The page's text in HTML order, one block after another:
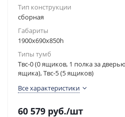
Тип конструкции
сборная
Габариты
1900х690х850h
Типы тумб
Твс-0 (0 ящиков, 1 полка за
ящика), Твс-5 (5 ящиков)
Все характеристики
60 579 руб./шт